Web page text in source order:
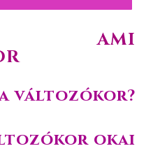
AMI
változókor?
okai